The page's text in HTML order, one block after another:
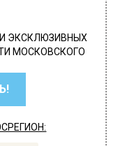
ЭКСКЛЮЗИВНЫХ
МОСКОВСКОГО